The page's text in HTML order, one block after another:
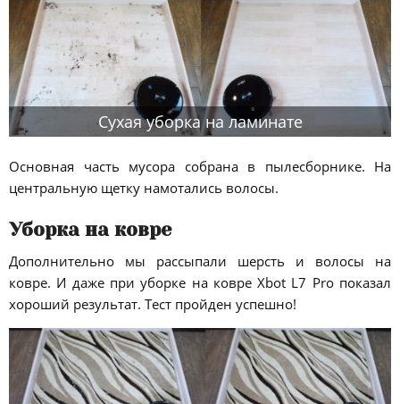
Сухая уборка на ламинате
Основная часть мусора собрана в пылесборнике. На
центральную щетку намотались волосы.
Уборка на ковре
Дополнительно мы рассыпали шерсть и волосы на
ковре. И даже при уборке на ковре Xbot L7 Pro показал
хороший результат. Тест пройден успешно!